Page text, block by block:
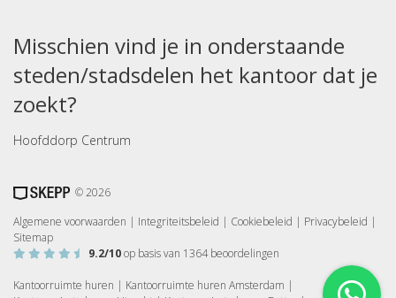
Misschien vind je in onderstaande
steden/stadsdelen het kantoor dat je
zoekt?
Hoofddorp Centrum
© 2026
Algemene voorwaarden | Integriteitsbeleid | Cookiebeleid | Privacybeleid |
Sitemap
9.2/10op basis van 1364beoordelingen
Kantoorruimte huren | Kantoorruimte huren Amsterdam |